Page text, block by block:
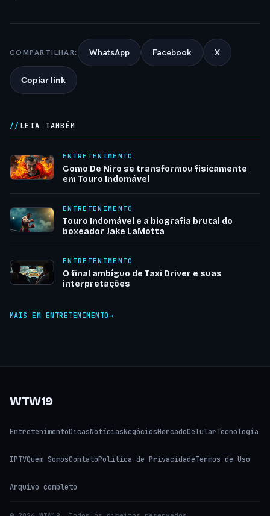
COMPARTILHAR: WhatsApp Facebook X
Copiar link
LEIA TAMBÉM
ENTRETENIMENTO
Como De Niro se transformou fisicamente
em Touro Indomável
ENTRETENIMENTO
Touro Indomável e a biografia brutal do
boxeador Jake LaMotta
ENTRETENIMENTO
O final ambíguo de Taxi Driver e suas
interpretações
MAIS EM ENTRETENIMENTO
WTW19
EntretenimentoDicasNotíciasNegóciosMercadoCelularTecnologia
IPTVQuem SomosContatoPolítica de PrivacidadeTermos de Uso
Arquivo completo